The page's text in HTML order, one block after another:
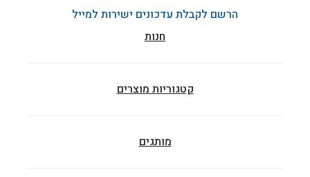
הרשם לקבלת עדכונים ישירות למייל
חנות
קטגוריות מוצרים
מותגים